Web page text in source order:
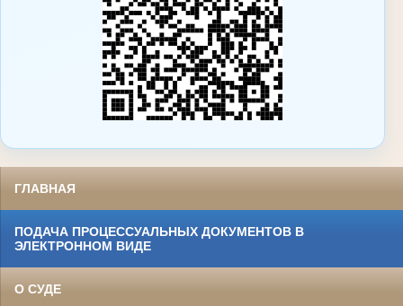
ГЛАВНАЯ
ПОДАЧА ПРОЦЕССУАЛЬНЫХ ДОКУМЕНТОВ В
ЭЛЕКТРОННОМ ВИДЕ
О СУДЕ